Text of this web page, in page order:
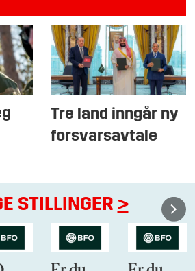
Tre land inngår ny
forsvarsavtale
STILLINGER >